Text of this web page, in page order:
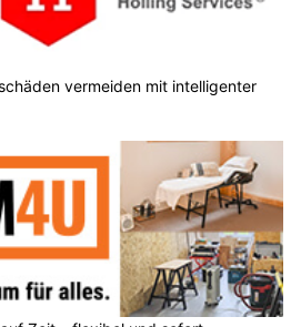
vermeiden mit intelligenter